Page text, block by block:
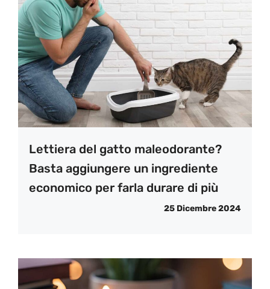
Lettiera del gatto maleodorante?
Basta aggiungere un ingrediente
economico per farla durare di più
25 Dicembre 2024